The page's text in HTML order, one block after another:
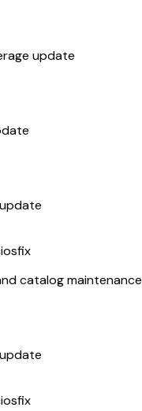
update
fix
catalog maintenance
fix